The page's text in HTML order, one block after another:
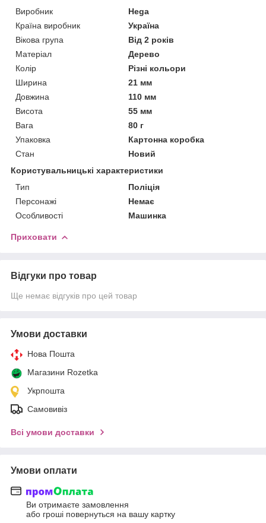
Виробник
Hega
Країна виробник
Україна
Вікова група
Від 2 років
Матеріал
Дерево
Колір
Різні кольори
Ширина
21 мм
Довжина
110 мм
Висота
55 мм
Вага
80 г
Упаковка
Картонна коробка
Стан
Новий
Користувальницькі характеристики
Тип
Поліція
Персонажі
Немає
Особливості
Машинка
Приховати
Відгуки про товар
Ще немає відгуків про цей товар
Умови доставки
Нова Пошта
Магазини Rozetka
Укрпошта
Самовивіз
Всі умови доставки
Умови оплати
Ви отримаєте замовлення
або гроші повернуться на вашу картку